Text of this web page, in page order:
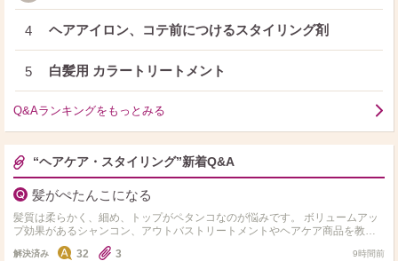
4 ヘアアイロン、コテ前につけるスタイリング剤
5 白髪用 カラートリートメント
Q&Aランキングをもっとみる
“ヘアケア・スタイリング”新着Q&A
髪がぺたんこになる
髪質は柔らかく、細め、トップがペタンコなのが悩みです。 ボリュームアッ
プ効果があるシャンコン、アウトバストリートメントやヘアケア商品を教え
て下さい。 価格は問いません！長さはセミロングです。 …
解決済み 32 3 9時間前